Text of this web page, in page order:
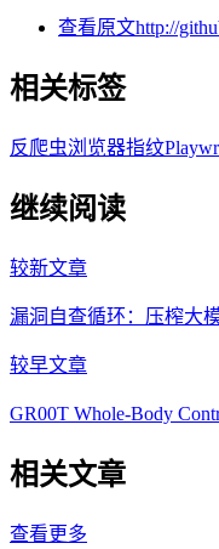
查看原文http://
相关标签
反爬虫浏览器指纹
继续阅读
较新文章
漏洞自查循环：压榨大
较早文章
GR00T Whole-Body
相关文章
查看更多